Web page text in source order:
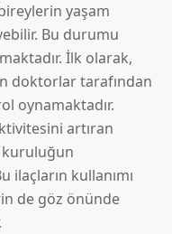
yaşam
Bu durumu
İlk olarak,
doktorlar tarafından
oynamaktadır.
artıran
kuruluğun
ilaçların kullanımı
de göz önünde